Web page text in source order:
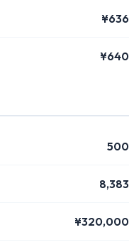
¥636
¥640
500
8,383
¥320,000